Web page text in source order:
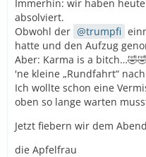
Immerhin: wir haben
absolviert.
Obwohl der
trumpfi
hatte und den Aufzug
Aber: Karma is a
'ne kleine „Rundfahrt“
Ich wollte schon eine
oben so lange warten
Jetzt fiebern wir dem
die Apfelfrau